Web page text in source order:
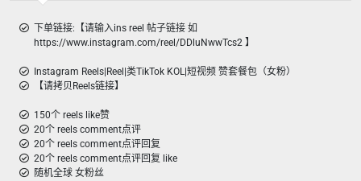
下单链接:【请输入ins reel 帖子链接 如
https://www.instagram.com/reel/DDluNwwTcs2 】
Instagram Reels|Reel|类TikTok KOL|短视频 赞套餐包（女粉）
【请拷贝Reels链接】
150个 reels like赞
20个 reels comment点评
20个 reels comment点评回复
20个 reels comment点评回复 like
随机全球 女粉丝